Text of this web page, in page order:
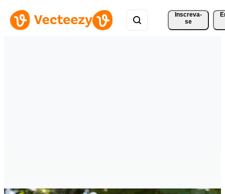
Inscreva-
se